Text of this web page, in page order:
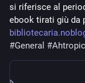
si riferisce al
ebook tirati giù da
#General #Ahtropic